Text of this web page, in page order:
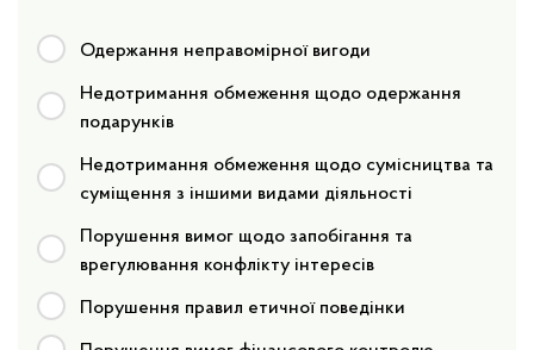
Одержання неправомірної вигоди
Недотримання обмеження щодо одержання
подарунків
Недотримання обмеження щодо сумісництва та
суміщення з іншими видами діяльності
Порушення вимог щодо запобігання та
врегулювання конфлікту інтересів
Порушення правил етичної поведінки